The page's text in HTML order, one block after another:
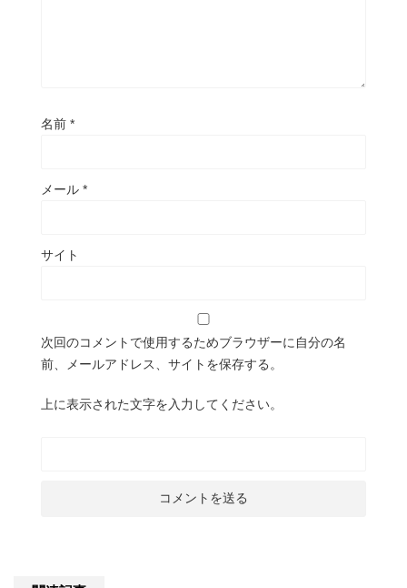
名前 *
メール *
サイト
次回のコメントで使用するためブラウザーに自分の名
前、メールアドレス、サイトを保存する。
上に表示された文字を入力してください。